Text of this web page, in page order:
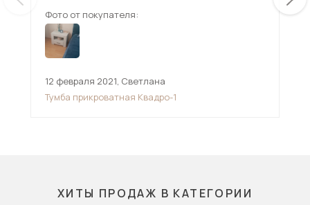
Фото от покупателя:
12 февраля 2021, Светлана
Тумба прикроватная Квадро-1
ХИТЫ ПРОДАЖ В КАТЕГОРИИ